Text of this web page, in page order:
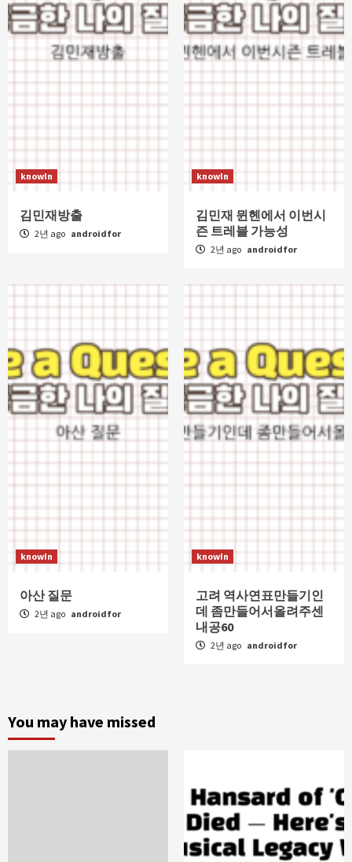
knowIn
김민재방출
2년 ago androidfor
knowIn
김민재 뮌헨에서 이번시
즌 트레블 가능성
2년 ago androidfor
knowIn
아산 질문
2년 ago androidfor
knowIn
고려 역사연표만들기인
데 좀만들어서올려주센
내공60
2년 ago androidfor
You may have missed